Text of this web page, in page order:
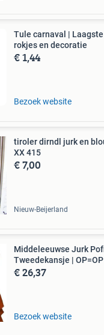
Tule carnaval |
rokjes en decoratie
€ 1,44
Bezoek website
tiroler dirndl jurk en
XX 415
€ 7,00
Nieuw-Beijerland
Middeleeuwse Jurk
Tweedekansje | OP=OP
€ 26,37
Bezoek website